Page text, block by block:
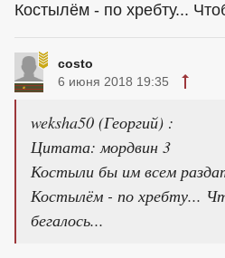
Костылём - по хребту...
costo
6 июня 2018 19:35
weksha50 (Георгий) :
Цитата: мордвин 3
Костыли бы им всем
Костылём - по хребту...
бегалось...